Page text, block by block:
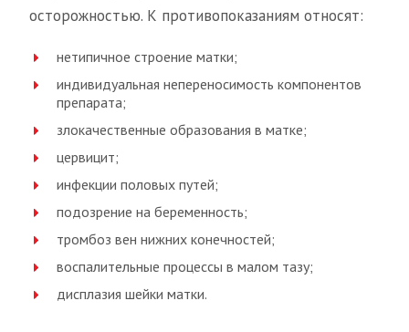
осторожностью. К противопоказаниям относят:
нетипичное строение матки;
индивидуальная непереносимость компонентов
препарата;
злокачественные образования в матке;
цервицит;
инфекции половых путей;
подозрение на беременность;
тромбоз вен нижних конечностей;
воспалительные процессы в малом тазу;
дисплазия шейки матки.